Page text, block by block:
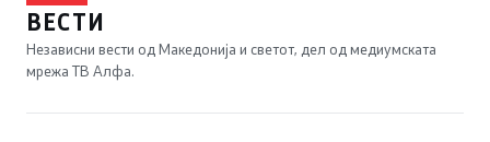
ВЕСТИ
Независни вести од Македонија и светот, дел од медиумската
мрежа ТВ Алфа.